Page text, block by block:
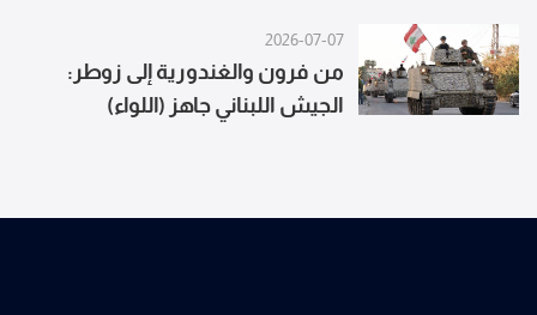
2026-07-07
من فرون والغندورية إلى زوطر:
الجيش اللبناني جاهز (اللواء)